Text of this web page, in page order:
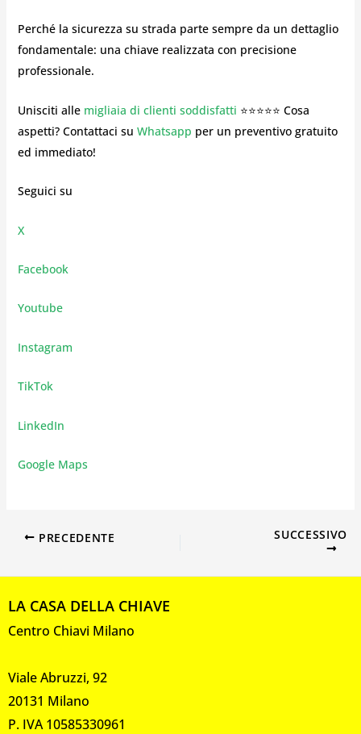
Perché la sicurezza su strada parte sempre da un dettaglio
fondamentale: una chiave realizzata con precisione
professionale.
Unisciti alle migliaia di clienti soddisfatti ⭐⭐⭐⭐⭐ Cosa
aspetti? Contattaci su Whatsapp per un preventivo gratuito
ed immediato!
Seguici su
X
Facebook
Youtube
Instagram
TikTok
LinkedIn
Google Maps
PRECEDENTE SUCCESSIVO
LA CASA DELLA CHIAVE
Centro Chiavi Milano
Viale Abruzzi, 92
20131 Milano
P. IVA 10585330961